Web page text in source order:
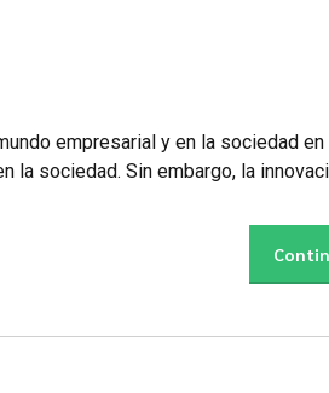
empresarial y en la sociedad en
sociedad. Sin embargo, la